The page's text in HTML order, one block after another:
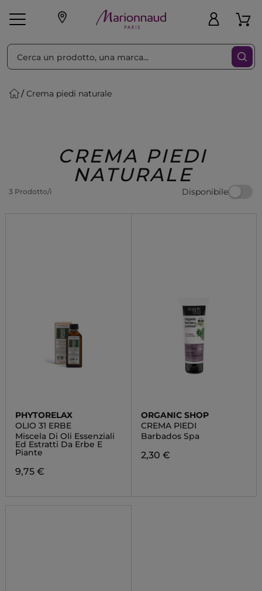
Make-up Profumi
Regalo
Crema piedi naturale
CREMA PIEDI
NATURALE
3 Prodotto/i Disponibile
Ordina per Filtra
PHYTORELAX
OLIO 31 ERBE
Miscela Di Oli Essenziali
Ed Estratti Da Erbe E
Piante
9,75 €
ORGANIC SHOP
CREMA PIEDI
Barbados Spa
2,30 €